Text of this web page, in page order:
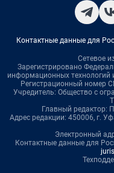
Контактные данные для
Сетевое
Зарегистрировано
информационных
Регистрационный номер
Учредитель: Общество с
Главный редактор:
Адрес редакции: 450006, г.
Электронный
Контактные данные для